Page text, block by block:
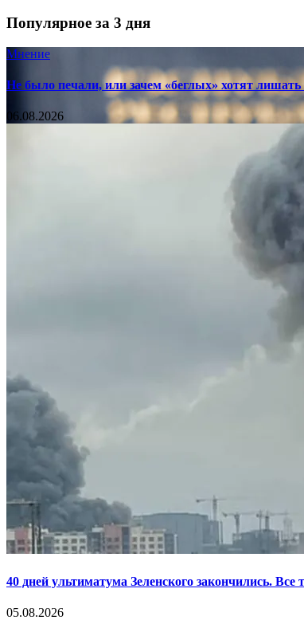
Популярное за 3 дня
Мнение
Не было печали, или зачем «беглых» хотят лишать
06.08.2026
40 дней ультиматума Зеленского закончились. Все
05.08.2026